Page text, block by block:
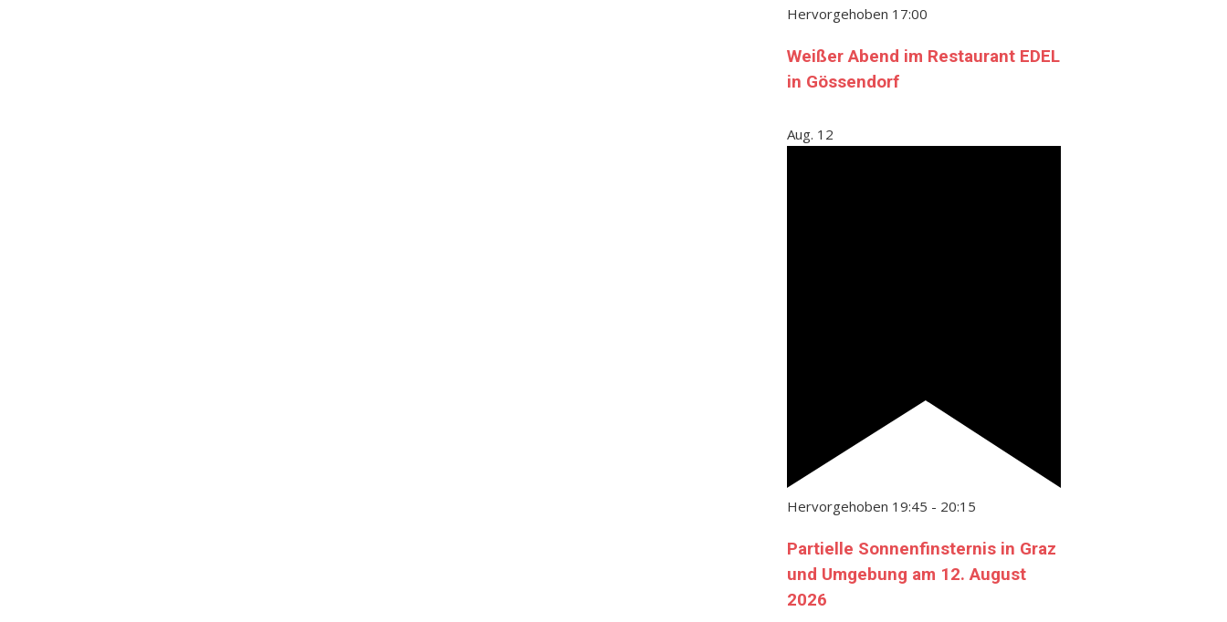
Hervorgehoben 17:00
Weißer Abend im Restaurant EDEL
in Gössendorf
Aug. 12
Hervorgehoben 19:45 - 20:15
Partielle Sonnenfinsternis in Graz
und Umgebung am 12. August
2026